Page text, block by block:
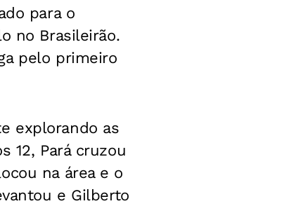
para o
no Brasileirão.
pelo primeiro
explorando as
12, Pará cruzou
na área e o
e Gilberto